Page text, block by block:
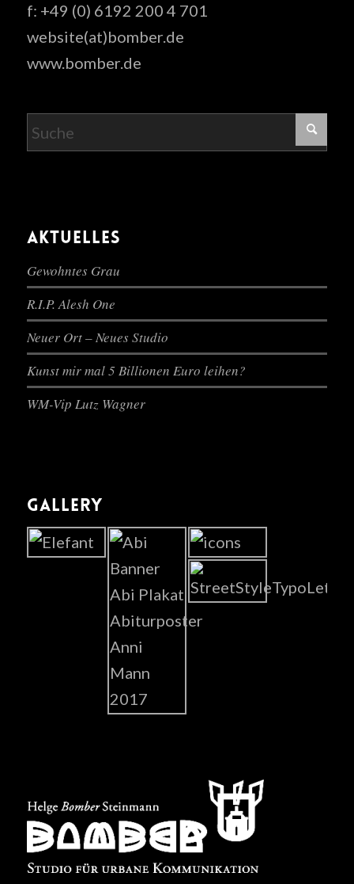
f: +49 (0) 6192 200 4 701
website(at)bomber.de
www.bomber.de
AKTUELLES
Gewohntes Grau
R.I.P. Alesh One
Neuer Ort – Neues Studio
Kunst mir mal 5 Billionen Euro leihen?
WM-Vip Lutz Wagner
GALLERY